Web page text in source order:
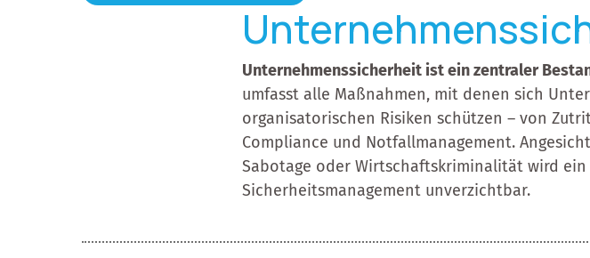
Unternehmenssicherheit ist ein zentraler
umfasst alle Maßnahmen, mit denen sich
organisatorischen Risiken schützen – von
Compliance und Notfallmanagement.
Sabotage oder Wirtschaftskriminalität wird
Sicherheitsmanagement unverzichtbar.